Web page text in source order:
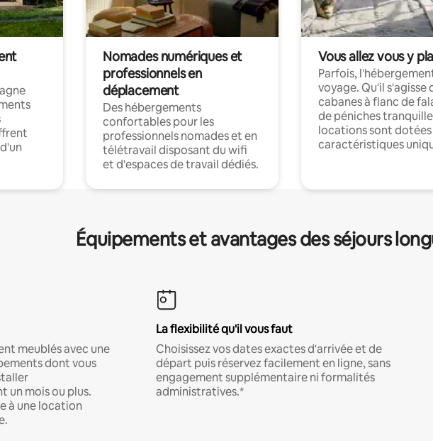
Nomades numériques et
professionnels en
déplacement
Des hébergements
confortables pour les
professionnels nomades et en
télétravail disposant du wifi
et d'espaces de travail dédiés.
Vous allez vous y
Parfois,
voyage. Qu'il s'agisse
cabanes à flanc de
de péniches
locations sont
caractéristiques
Équipements et avantages des séjours
meublés avec une
dont vous
un mois ou plus.
à une location
La flexibilité qu'il vous faut
Choisissez vos dates exactes d'arrivée et de
départ puis réservez facilement en ligne, sans
engagement supplémentaire ni formalités
administratives.*